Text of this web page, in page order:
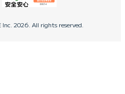
2026. All rights reserved.